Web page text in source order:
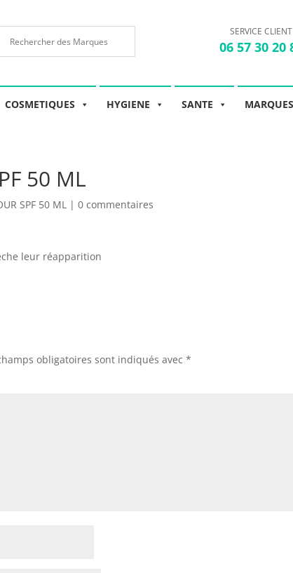
SERVICE CLIENT
06 57 30 20
COSMETIQUES HYGIENE SANTE MARQUES
50 ML
SPF 50 ML |0 commentaires
leur réapparition
obligatoires sont indiqués avec*